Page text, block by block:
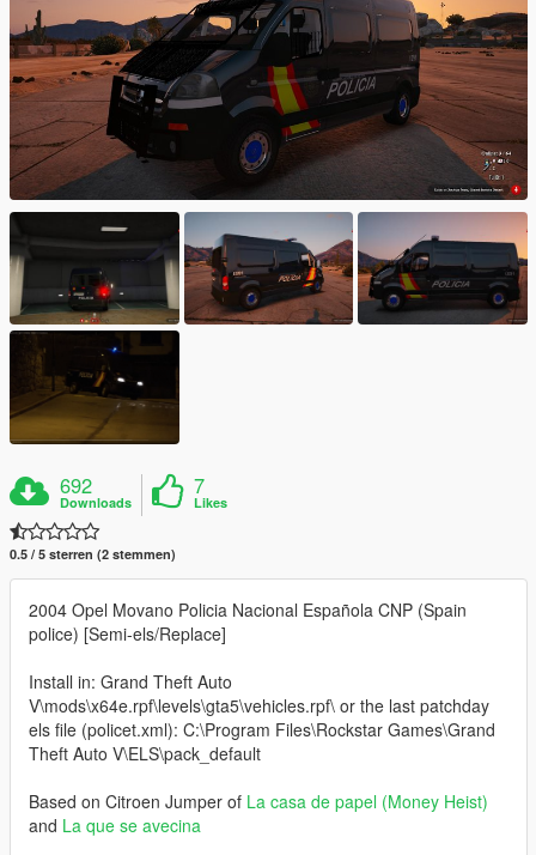
692
Downloads
7
Likes
0.5 / 5 sterren (2 stemmen)
2004 Opel Movano Policia Nacional Española CNP (Spain
police) [Semi-els/Replace]
Install in: Grand Theft Auto
V\mods\x64e.rpf\levels\gta5\vehicles.rpf\ or the last patchday
els file (policet.xml): C:\Program Files\Rockstar Games\Grand
Theft Auto V\ELS\pack_default
Based on Citroen Jumper of La casa de papel (Money Heist)
and La que se avecina